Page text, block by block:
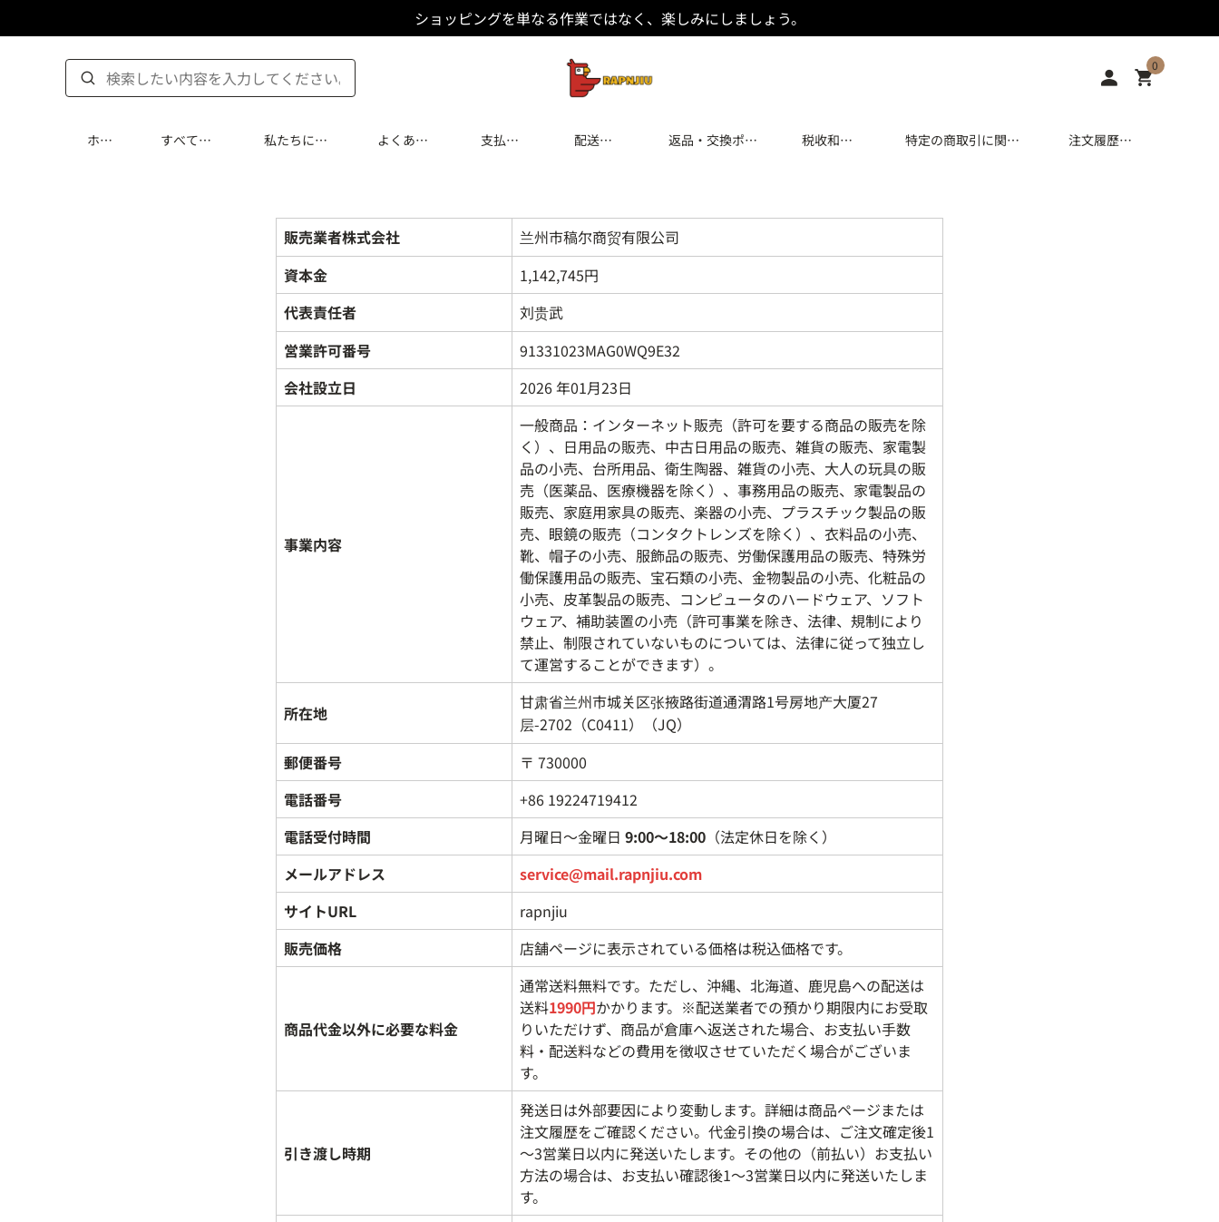
ショッピングを単なる作業ではなく、楽しみにしましょう。
0
ホー
すべての
私たちにつ
よくある
支払い
配送と
返品・交換ポリ
税收和进
特定の商取引に関す
注文履歷/
販売業者株式会社
兰州市稿尔商贸有限公司
資本金
1,142,745円
代表責任者
刘贵武
営業許可番号
91331023MAG0WQ9E32
会社設立日
2026 年01月23日
事業内容
一般商品：インターネット販売（許可を要する商品の販売を除
く）、日用品の販売、中古日用品の販売、雑貨の販売、家電製
品の小売、台所用品、衛生陶器、雑貨の小売、大人の玩具の販
売（医薬品、医療機器を除く）、事務用品の販売、家電製品の
販売、家庭用家具の販売、楽器の小売、プラスチック製品の販
売、眼鏡の販売（コンタクトレンズを除く）、衣料品の小売、
靴、帽子の小売、服飾品の販売、労働保護用品の販売、特殊労
働保護用品の販売、宝石類の小売、金物製品の小売、化粧品の
小売、皮革製品の販売、コンピュータのハードウェア、ソフト
ウェア、補助装置の小売（許可事業を除き、法律、規制により
禁止、制限されていないものについては、法律に従って独立し
て運営することができます）。
所在地
甘肃省兰州市城关区张掖路街道通渭路1号房地产大厦27
层-2702（C0411）（JQ）
郵便番号
〒 730000
電話番号
+86 19224719412
電話受付時間
月曜日～金曜日 9:00～18:00 （法定休日を除く）
メールアドレス
service@mail.rapnjiu.com
サイトURL
rapnjiu
販売価格
店舗ページに表示されている価格は税込価格です。
商品代金以外に必要な料金
通常送料無料です。ただし、沖縄、北海道、鹿児島への配送は
送料1990円かかります。※配送業者での預かり期限内にお受取
りいただけず、商品が倉庫へ返送された場合、お支払い手数
料・配送料などの費用を徴収させていただく場合がございま
す。
引き渡し時期
発送日は外部要因により変動します。詳細は商品ページまたは
注文履歴をご確認ください。代金引換の場合は、ご注文確定後1
～3営業日以内に発送いたします。その他の（前払い）お支払い
方法の場合は、お支払い確認後1～3営業日以内に発送いたしま
す。